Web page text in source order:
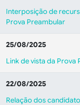
Interposição de
Prova Preambular
25/08/2025
Link de vista da Prova
22/08/2025
Relação dos